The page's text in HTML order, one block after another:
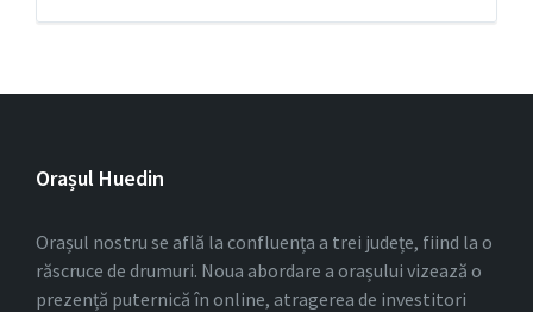
Orașul Huedin
Orașul nostru se află la confluența a trei județe, fiind la o
răscruce de drumuri. Noua abordare a orașului vizează o
prezență puternică în online, atragerea de investitori